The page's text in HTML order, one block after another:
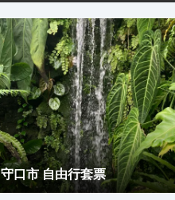
守口市 自由行套票